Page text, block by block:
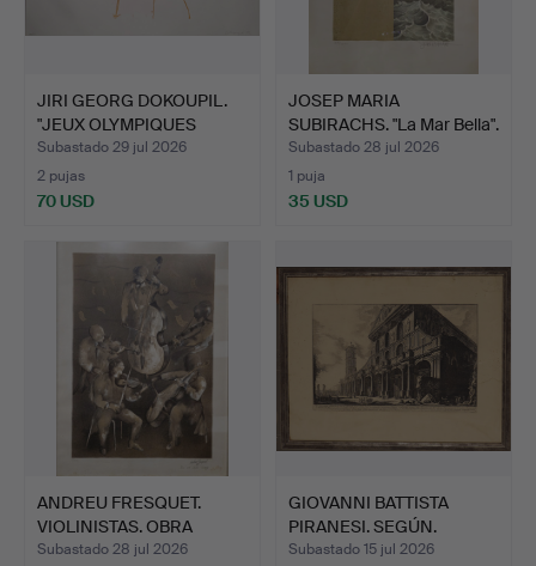
JIRI GEORG DOKOUPIL.
"JEUX OLYMPIQUES
BARC…
Subastado 29 jul 2026
2 pujas
70 USD
JOSEP MARIA
SUBIRACHS. "La Mar Bella".
Subastado 28 jul 2026
1 puja
35 USD
ANDREU FRESQUET.
VIOLINISTAS. OBRA
GRÁFICA…
Subastado 28 jul 2026
GIOVANNI BATTISTA
PIRANESI. SEGÚN.
"Vedutt…
Subastado 15 jul 2026